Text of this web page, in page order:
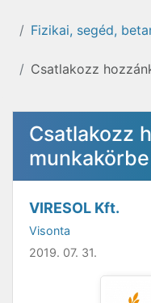
Fizikai, segéd,
Csatlakozz
Csatlakozz
VIRESOL Kft.
Visonta
2019. 07. 31.